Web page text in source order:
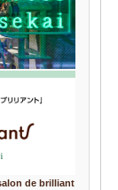
de brilliant